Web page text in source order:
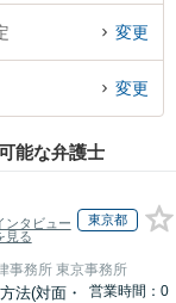
を法律相談できる読谷
さんにおすすめです。
変更
変更
能な弁護士
ンタビュー
見る
東京都
事務所 東京事務所
法(対面・
営業時間：0